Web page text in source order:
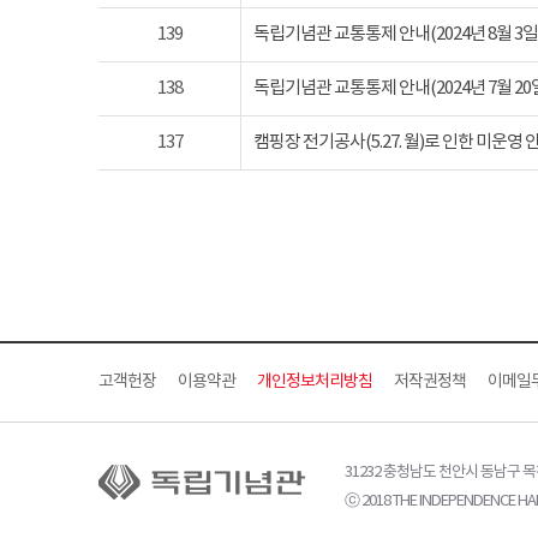
139 독립기념관 교통통제 안내(2024년 8월 3
138 독립기념관 교통통제 안내(2024년 7월 20
137 캠핑장 전기공사(5.27. 월)로 인한 미운영
고객헌장 이용약관 개인정보처리방침 저작권정책 이메일
31232 충청남도 천안시 동남구
ⓒ 2018 THE INDEPENDENCE